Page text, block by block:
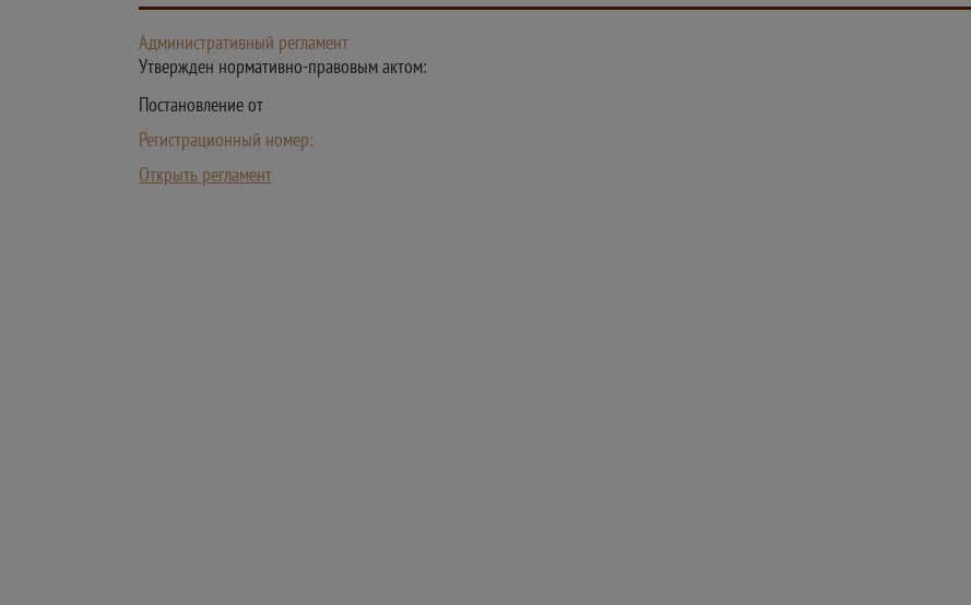
Административный регламент
Утвержден нормативно-правовым актом:
Постановление от
Регистрационный номер:
Открыть регламент